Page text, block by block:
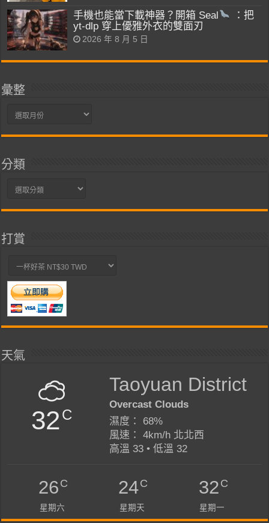
手機也能當下載神器？開箱 Seal
：把
yt-dlp 穿上優雅外衣的雙面刃
2026 年 8 月 5 日
彙整
彙
分類
分
打賞
天氣
32C
Taoyuan District
Overcast Clouds
濕度： 68%
風速： 4km/h 北北西
高溫 33 • 低溫 32
26C
星期六
24C
星期天
32C
星期一